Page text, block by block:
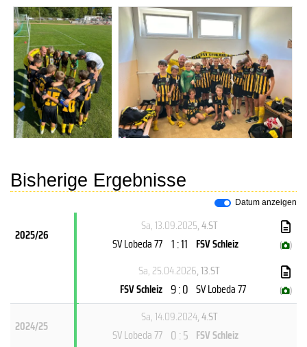
Bisherige Ergebnisse
Datum anzeigen
2025/26
Sa, 13.09.2025, 4.ST
SV Lobeda 77 1 : 11 FSV Schleiz ( )
Sa, 25.04.2026, 13.ST
FSV Schleiz 9 : 0 SV Lobeda 77 ( )
2024/25
Sa, 14.09.2024, 4.ST
SV Lobeda 77 0 : 5 FSV Schleiz